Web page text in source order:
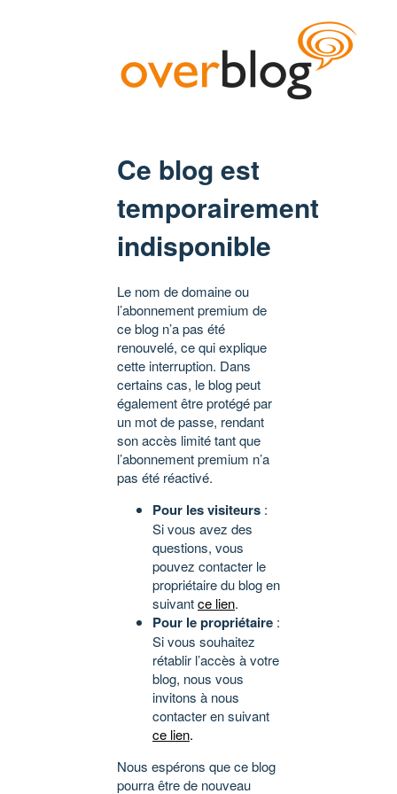
Ce blog est
temporairement
indisponible
Le nom de domaine ou
l’abonnement premium de
ce blog n’a pas été
renouvelé, ce qui explique
cette interruption. Dans
certains cas, le blog peut
également être protégé par
un mot de passe, rendant
son accès limité tant que
l’abonnement premium n’a
pas été réactivé.
Pour les visiteurs :
Si vous avez des
questions, vous
pouvez contacter le
propriétaire du blog en
suivantce lien.
Pour le propriétaire :
Si vous souhaitez
rétablir l’accès à votre
blog, nous vous
invitons à nous
contacter en suivant
ce lien.
Nous espérons que ce blog
pourra être de nouveau